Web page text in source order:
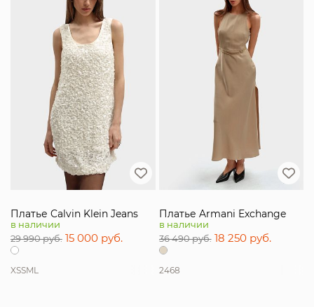
Платье Calvin Klein Jeans
в наличии
29 990 руб. 15 000 руб.
XSSML
Платье Armani Exchange
в наличии
36 490 руб. 18 250 руб.
2468